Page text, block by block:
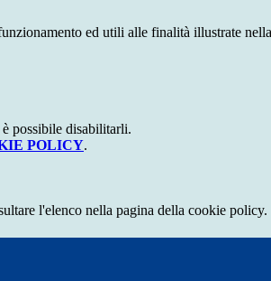
ed utili alle finalità illustrate nella
possibile disabilitarli.
POLICY.
l'elenco nella pagina della cookie policy.